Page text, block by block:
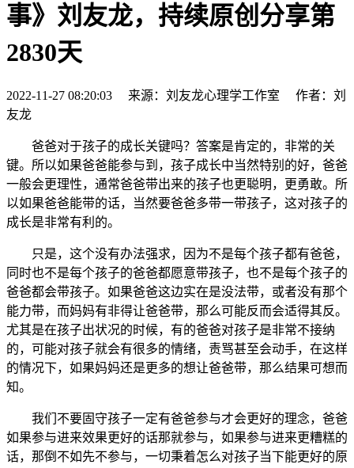
事》刘友龙，持续原创分享第
2830天
2022-11-27 08:20:03 来源：刘友龙心理学工作室 作者：刘
友龙
爸爸对于孩子的成长关键吗？答案是肯定的，非常的关
键。所以如果爸爸能参与到，孩子成长中当然特别的好，爸爸
一般会更理性，通常爸爸带出来的孩子也更聪明，更勇敢。所
以如果爸爸能带的话，当然要爸爸多带一带孩子，这对孩子的
成长是非常有利的。
只是，这个没有办法强求，因为不是每个孩子都有爸爸，
同时也不是每个孩子的爸爸都愿意带孩子，也不是每个孩子的
爸爸都会带孩子。如果爸爸这边实在是没法带，或者没有那个
能力带，而妈妈有非得让爸爸带，那么可能反而会适得其反。
尤其是在孩子出状况的时候，有的爸爸对孩子是非常不接纳
的，可能对孩子就会有很多的情绪，责骂甚至会动手，在这样
的情况下，如果妈妈还是更多的想让爸爸带，那么结果可想而
知。
我们不要固守孩子一定有爸爸参与才会更好的理念，爸爸
如果参与进来效果更好的话那就参与，如果参与进来更糟糕的
话，那倒不如先不参与，一切秉着怎么对孩子当下能更好的原